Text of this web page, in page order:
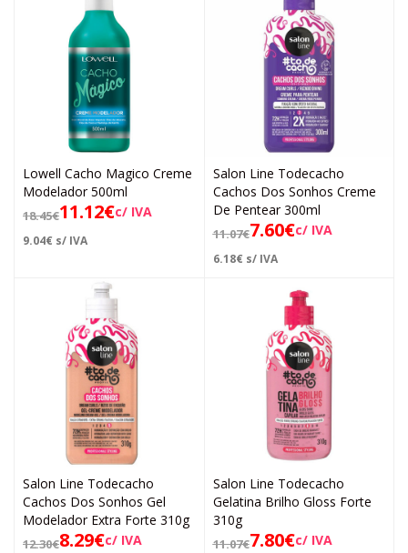
Lowell Cacho Magico Creme
Modelador 500ml
18.45€11.12€c/ IVA
9.04€ s/ IVA
Salon Line Todecacho
Cachos Dos Sonhos Creme
De Pentear 300ml
11.07€7.60€c/ IVA
6.18€ s/ IVA
Salon Line Todecacho
Cachos Dos Sonhos Gel
Modelador Extra Forte 310g
12.30€8.29€c/ IVA
Salon Line Todecacho
Gelatina Brilho Gloss Forte
310g
11.07€7.80€c/ IVA